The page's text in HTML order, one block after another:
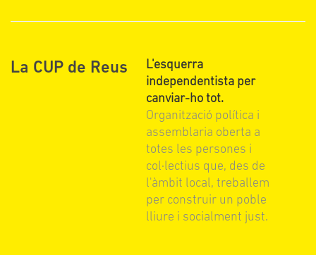
La CUP de Reus
L'esquerra
independentista per
canviar-ho tot.
Organització política i
assemblaria oberta a
totes les persones i
col·lectius que, des de
l'àmbit local, treballem
per construir un poble
lliure i socialment just.